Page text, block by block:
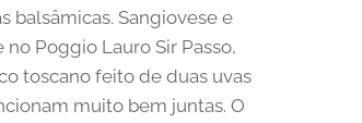
balsâmicas. Sangiovese e
Poggio Lauro Sir Passo,
toscano feito de duas uvas
muito bem juntas. O